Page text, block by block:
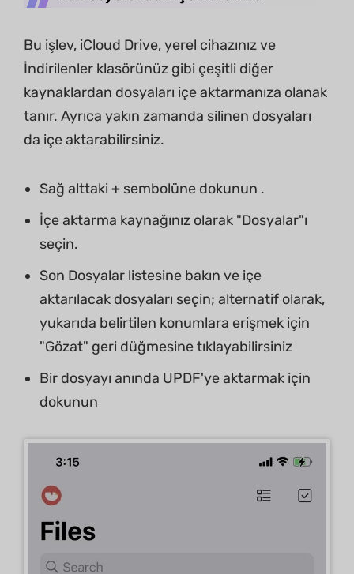
Bu işlev, iCloud Drive, yerel cihazınız ve
İndirilenler klasörünüz gibi çeşitli diğer
kaynaklardan dosyaları içe aktarmanıza olanak
tanır. Ayrıca yakın zamanda silinen dosyaları
da içe aktarabilirsiniz.
Sağ alttaki + sembolüne dokunun .
İçe aktarma kaynağınız olarak "Dosyalar"ı
seçin.
Son Dosyalar listesine bakın ve içe
aktarılacak dosyaları seçin; alternatif olarak,
yukarıda belirtilen konumlara erişmek için
"Gözat" geri düğmesine tıklayabilirsiniz
Bir dosyayı anında UPDF'ye aktarmak için
dokunun